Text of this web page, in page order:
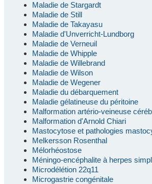
Maladie de Stargardt
Maladie de Still
Maladie de Takayasu
Maladie d'Unverricht-Lundborg
Maladie de Verneuil
Maladie de Whipple
Maladie de Willebrand
Maladie de Wilson
Maladie de Wegener
Maladie du débarquement
Maladie gélatineuse du péritoine
Malformation artério-veineuse
Malformation d'Arnold Chiari
Mastocytose et pathologies
Melkersson Rosenthal
Mélorhéostose
Méningo-encéphalite à herpes
Microdélétion 22q11
Microgastrie congénitale